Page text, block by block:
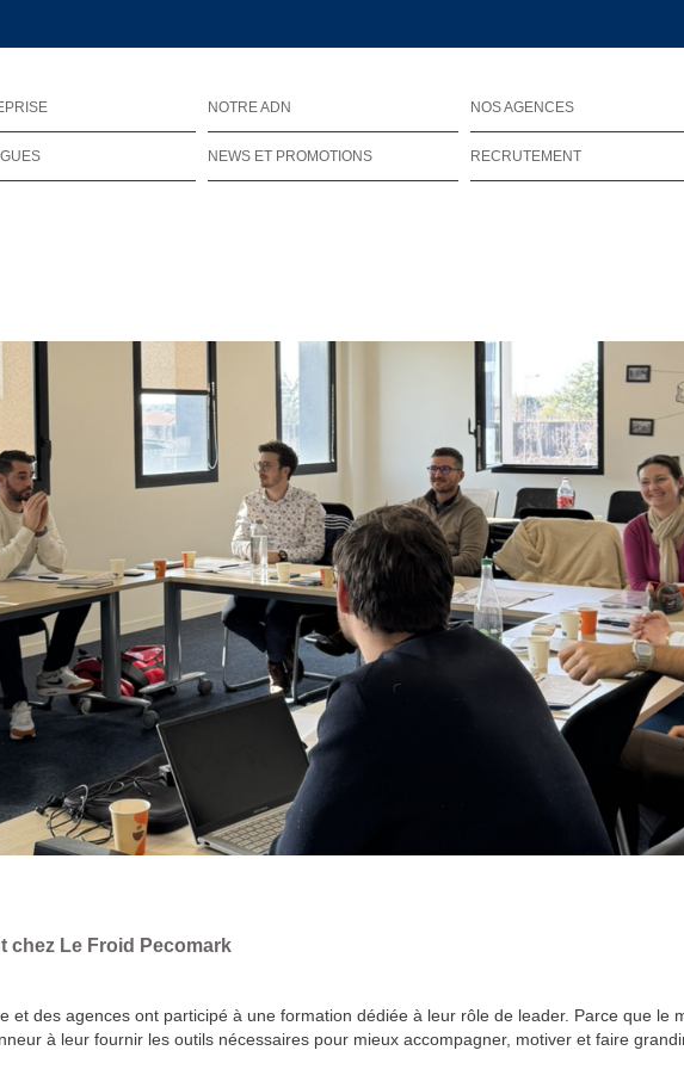
NOTRE ADN NOS AGENCES
NEWS ET PROMOTIONS RECRUTEMENT
chez Le Froid Pecomark
et des agences ont participé à une formation dédiée à leur rôle de leader. Parce que le
à leur fournir les outils nécessaires pour mieux accompagner, motiver et faire